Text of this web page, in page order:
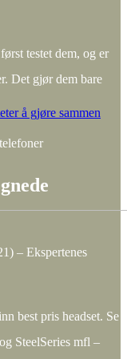
å gjøre sammen
testet dem, og er
Det gjør dem bare
– Ekspertenes
best pris headset. Se
SteelSeries mfl –